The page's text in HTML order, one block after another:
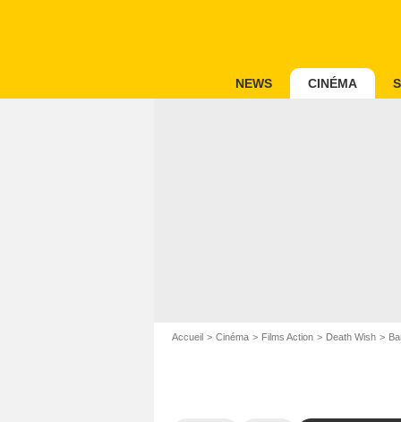
NEWS CINÉMA
Accueil Cinéma Films Action Death Wish